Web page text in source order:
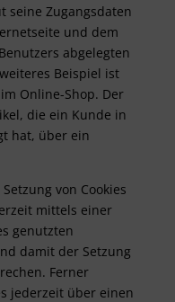
seine Zugangsdaten
und dem
abgelegten
Beispiel ist
Online-Shop. Der
die ein Kunde in
hat, über ein
von Cookies
mittels einer
genutzten
damit der Setzung
Ferner
jederzeit über einen